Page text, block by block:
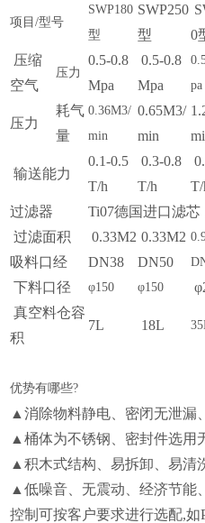
项目/型号
SWP180
型
SWP250
型
0
压缩
空气
压力
0.5-0.8
Mpa
0.5-0.8
Mpa
pa
压力
耗气
量
0.36M3/
min
0.65M3/
min
输送能力
0.1-0.5
T/h
0.3-0.8
T/h
T/
过滤器
Ti07德国进口滤
过滤面积
0.33M2 0.33M2
吸料口经 DN38 DN50
下料口径 φ150 φ150
真空料仓容
积
7L 18L
优势有哪些?
▲消除物料静电、密闭无泄漏
▲桶体为不锈钢、密封件选用
▲积木式结构、易拆卸、易清
▲低噪音、无震动、经济节能
控制可按客户要求进行选配,